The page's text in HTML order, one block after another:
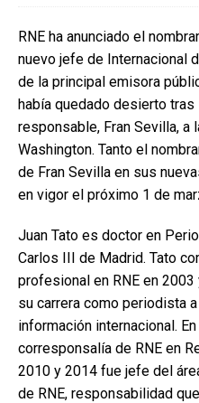
RNE ha anunciado el
nuevo jefe de Internacional
de la principal emisora
había quedado desierto tras
responsable, Fran Sevilla, a
Washington. Tanto el
de Fran Sevilla en sus
en vigor el próximo 1 de
Juan Tato es doctor en
Carlos III de Madrid. Tato
profesional en RNE en
su carrera como periodista
información internacional.
corresponsalía de RNE en
2010 y 2014 fue jefe del
de RNE, responsabilidad